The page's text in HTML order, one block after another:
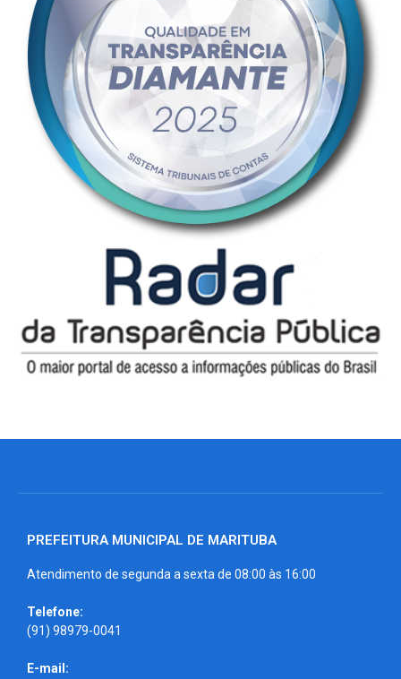
PREFEITURA MUNICIPAL DE MARITUBA
Atendimento de segunda a sexta de 08:00 às 16:00
Telefone:
(91) 98979-0041
E-mail: